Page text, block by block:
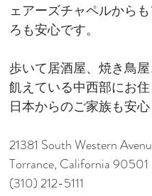
ェアーズチャペルから
ろも安心です。
歩いて居酒屋、焼き鳥
飢えている中西部にお
日本からのご家族も安
21381 South Western
Torrance, California 90501
(310) 212-5111